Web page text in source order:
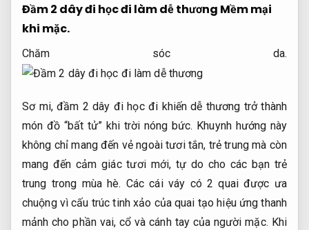
Đầm 2 dây đi học đi làm dễ thương Mềm mại
khi mặc.
Chăm sóc da.
Sơ mi, đầm 2 dây đi học đi khiến dễ thương trở thành
món đồ “bất tử” khi trời nóng bức. Khuynh hướng này
không chỉ mang đến vẻ ngoài tươi tắn, trẻ trung mà còn
mang đến cảm giác tươi mới, tự do cho các bạn trẻ
trung trong mùa hè. Các cái váy có 2 quai được ưa
chuộng vì cấu trúc tinh xảo của quai tạo hiệu ứng thanh
mảnh cho phần vai, cổ và cánh tay của người mặc. Khi